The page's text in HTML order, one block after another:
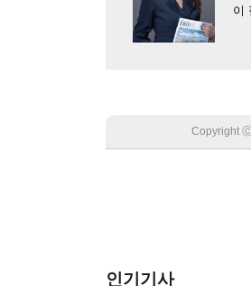
이
Copyright Ⓒ
인기기사